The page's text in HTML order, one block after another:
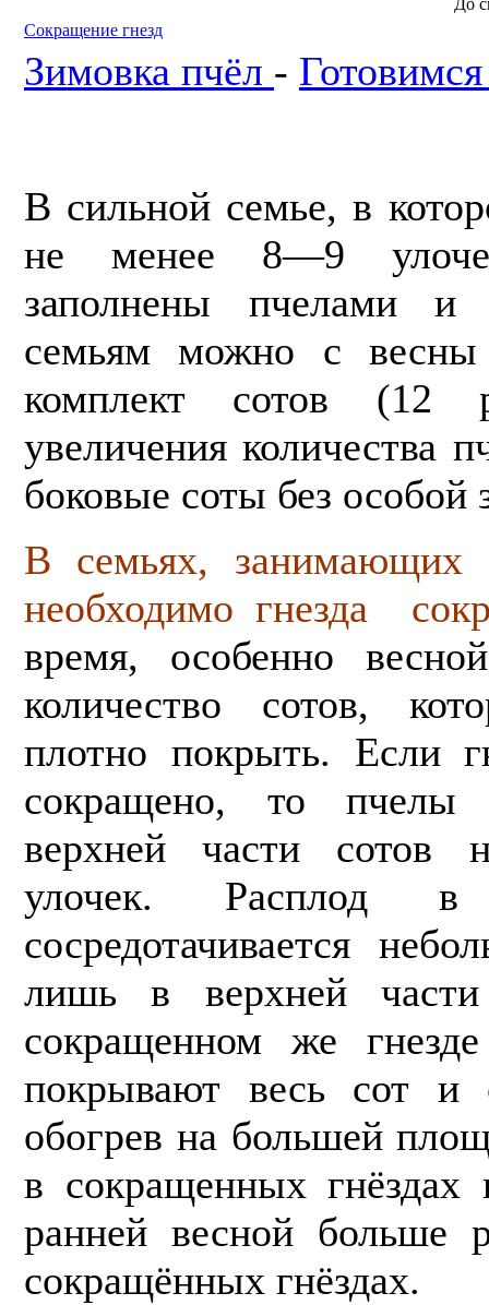
До
Сокращение гнезд
Зимовка пчёл -
В сильной семье, в
не менее 8—9
заполнены пчелами и
семьям можно с весны
комп­лект сотов
увеличения количества
боковые соты без особой
В семьях, занимающих
необходимо гнезда
время, особенно
количество сотов,
плотно покрыть. Если
сокращено, то пчелы
верхней части сотов
улочек. Расплод в
сосредотачивается
лишь в верхней
сокращенном же
покрывают весь сот и
обогрев на большей
в сокращенных
ранней весной больше
сокращённых гнёздах.